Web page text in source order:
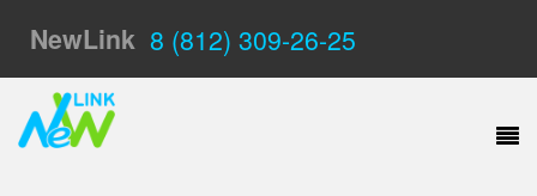
NewLink 8 (812) 309-26-25